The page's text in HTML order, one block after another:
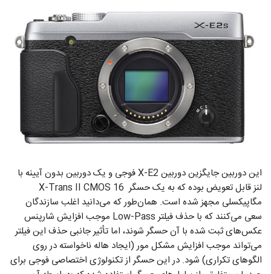
این دوربین جایگزین دوربین X-E2 فوجی و یک دوربین بدون آیینه با
لنز قابل تعویض بوده که به یک حسگر X-Trans II CMOS 16
مگاپیکسلی مجهز شده است. همان‌طور که می‌دانید اغلب سازندگان
سعی می‌کنند که با حذف فیلتر Low-Pass موجب افزایش شارپنس
عکس‌های ثبت شده با آن حسگر شوند، اما تأثیر جانبی حذف این فیلتر
می‌تواند موجب افزایش مشکل مور (ایجاد هاله ناخواسته در روی
الگو‌های تکراری) شود. در این حسگر از تکنولوژی اختصاصی فوجی برای